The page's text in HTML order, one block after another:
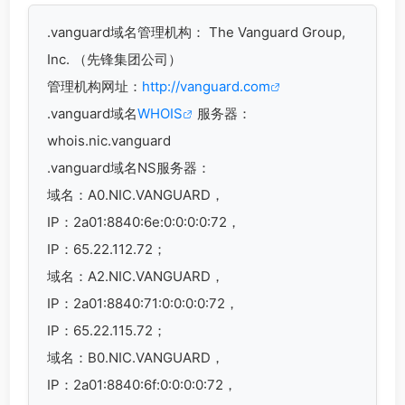
.vanguard域名管理机构： The Vanguard Group,
Inc. （先锋集团公司）
管理机构网址： http://vanguard.com
.vanguard域名WHOIS
服务器：
whois.nic.vanguard
.vanguard域名NS服务器：
域名：A0.NIC.VANGUARD，
IP：2a01:8840:6e:0:0:0:0:72，
IP：65.22.112.72；
域名：A2.NIC.VANGUARD，
IP：2a01:8840:71:0:0:0:0:72，
IP：65.22.115.72；
域名：B0.NIC.VANGUARD，
IP：2a01:8840:6f:0:0:0:0:72，